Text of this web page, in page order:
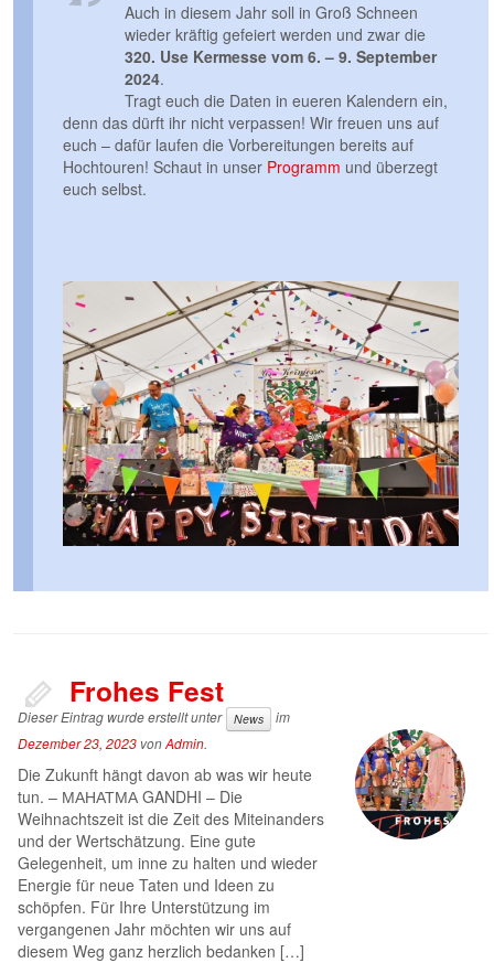
Auch in diesem Jahr soll in Groß Schneen
wieder kräftig gefeiert werden und zwar die
320. Use Kermesse vom 6. – 9. September
2024.
Tragt euch die Daten in eueren Kalendern ein,
denn das dürft ihr nicht verpassen! Wir freuen uns auf
euch – dafür laufen die Vorbereitungen bereits auf
Hochtouren! Schaut in unser Programm und überzegt
euch selbst.
Frohes Fest
Dieser Eintrag wurde erstellt unter News
im
Dezember 23, 2023 vonAdmin.
Die Zukunft hängt davon ab was wir heute
tun. – МАНАТМА GANDHI – Die
Weihnachtszeit ist die Zeit des Miteinanders
und der Wertschätzung. Eine gute
Gelegenheit, um inne zu halten und wieder
Energie für neue Taten und Ideen zu
schöpfen. Für Ihre Unterstützung im
vergangenen Jahr möchten wir uns auf
diesem Weg ganz herzlich bedanken […]